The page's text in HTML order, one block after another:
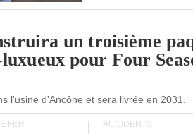
un troisième
pour Four
l'usine d'Ancône et sera livrée en 2031.
FER ACCIDENTS